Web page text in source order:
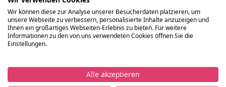
Wir können diese zur Analyse unserer Besucherdaten platzieren, um
unsere Webseite zu verbessern, personalisierte Inhalte anzuzeigen und
Ihnen ein großartiges Webseiten-Erlebnis zu bieten. Für weitere
Informationen zu den von uns verwendeten Cookies öffnen Sie die
Einstellungen.
Alle akzeptieren